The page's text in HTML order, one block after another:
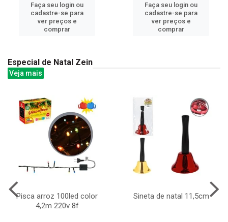
Faça seu login ou
cadastre-se para
ver preços e
comprar
Faça seu login ou
cadastre-se para
ver preços e
comprar
Especial de Natal Zein
Veja mais
Pisca arroz 100led color
4,2m 220v 8f
Sineta de natal 11,5cm